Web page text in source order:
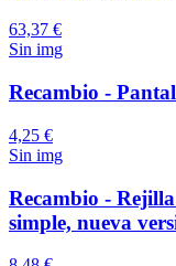
63,37 €
Sin img
Recambio -
4,25 €
Sin img
Recambio -
simple, nueva